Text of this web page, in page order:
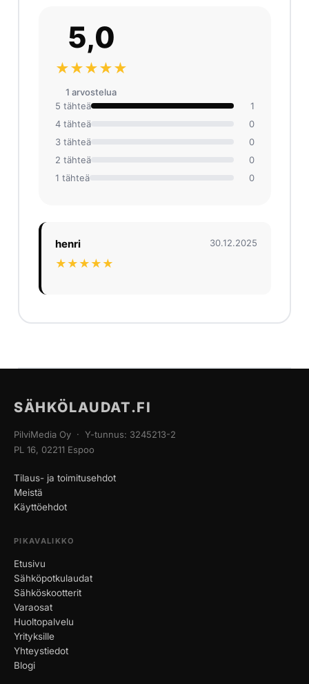
5,0
★★★★★
1 arvosteluа
5 tähteä
1
4 tähteä
0
3 tähteä
0
2 tähteä
0
1 tähteä
0
henri
★★★★★
30.12.2025
SÄHKÖLAUDAT.FI
PilviMedia Oy · Y-tunnus: 3245213-2
PL 16, 02211 Espoo
Tilaus- ja toimitusehdot
Meistä
Käyttöehdot
PIKAVALIKKO
Etusivu
Sähköpotkulaudat
Sähköskootterit
Varaosat
Huoltopalvelu
Yrityksille
Yhteystiedot
Blogi